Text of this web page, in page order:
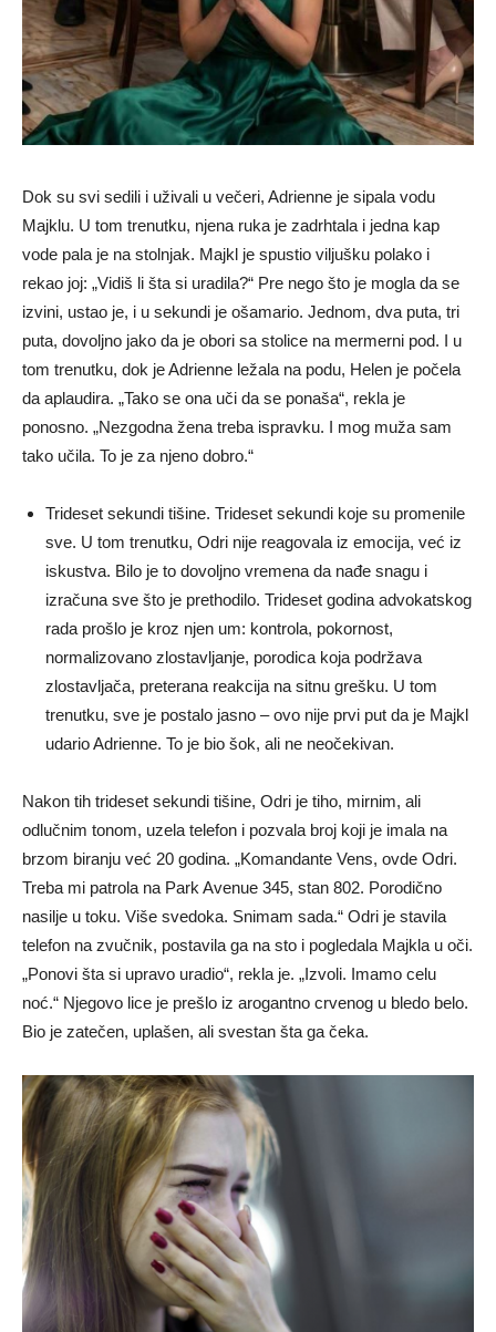
Dok su svi sedili i uživali u večeri, Adrienne je sipala vodu
Majklu. U tom trenutku, njena ruka je zadrhtala i jedna kap
vode pala je na stolnjak. Majkl je spustio viljušku polako i
rekao joj: „Vidiš li šta si uradila?“ Pre nego što je mogla da se
izvini, ustao je, i u sekundi je ošamario. Jednom, dva puta, tri
puta, dovoljno jako da je obori sa stolice na mermerni pod. I u
tom trenutku, dok je Adrienne ležala na podu, Helen je počela
da aplaudira. „Tako se ona uči da se ponaša“, rekla je
ponosno. „Nezgodna žena treba ispravku. I mog muža sam
tako učila. To je za njeno dobro.“
Trideset sekundi tišine. Trideset sekundi koje su promenile
sve. U tom trenutku, Odri nije reagovala iz emocija, već iz
iskustva. Bilo je to dovoljno vremena da nađe snagu i
izračuna sve što je prethodilo. Trideset godina advokatskog
rada prošlo je kroz njen um: kontrola, pokornost,
normalizovano zlostavljanje, porodica koja podržava
zlostavljača, preterana reakcija na sitnu grešku. U tom
trenutku, sve je postalo jasno – ovo nije prvi put da je Majkl
udario Adrienne. To je bio šok, ali ne neočekivan.
Nakon tih trideset sekundi tišine, Odri je tiho, mirnim, ali
odlučnim tonom, uzela telefon i pozvala broj koji je imala na
brzom biranju već 20 godina. „Komandante Vens, ovde Odri.
Treba mi patrola na Park Avenue 345, stan 802. Porodično
nasilje u toku. Više svedoka. Snimam sada.“ Odri je stavila
telefon na zvučnik, postavila ga na sto i pogledala Majkla u oči.
„Ponovi šta si upravo uradio“, rekla je. „Izvoli. Imamo celu
noć.“ Njegovo lice je prešlo iz arogantno crvenog u bledo belo.
Bio je zatečen, uplašen, ali svestan šta ga čeka.